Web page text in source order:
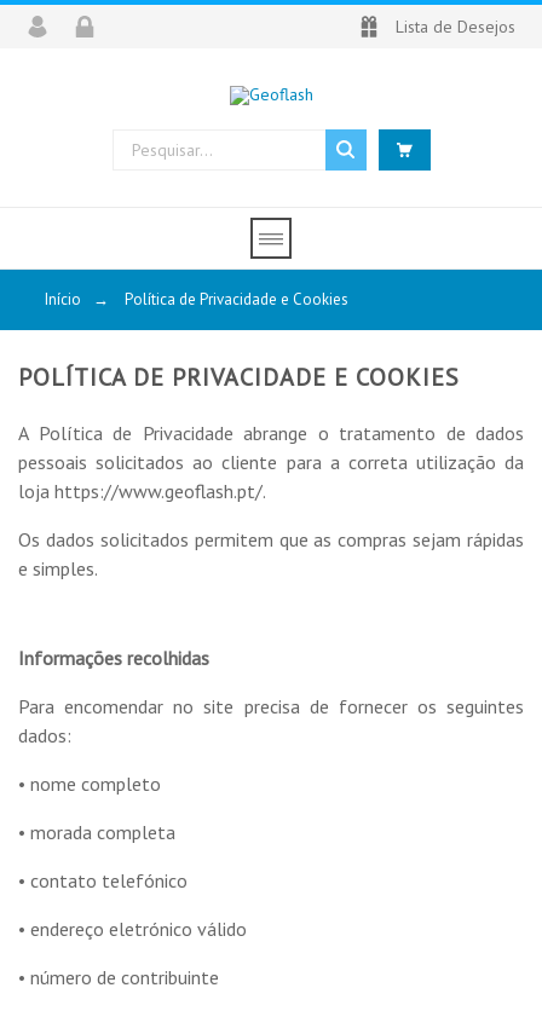
Lista de Desejos
Início → Política de Privacidade e Cookies
POLÍTICA DE PRIVACIDADE E COOKIES
A Política de Privacidade abrange o tratamento de dados
pessoais solicitados ao cliente para a correta utilização da
loja https://www.geoflash.pt/.
Os dados solicitados permitem que as compras sejam rápidas
e simples.
Informações recolhidas
Para encomendar no site precisa de fornecer os seguintes
dados:
• nome completo
• morada completa
• contato telefónico
• endereço eletrónico válido
• número de contribuinte